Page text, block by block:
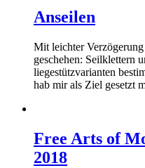
Anseilen
Mit leichter
geschehen: Seilklettern
liegestützvarianten
hab mir als Ziel gesetzt
Free Arts of
2018